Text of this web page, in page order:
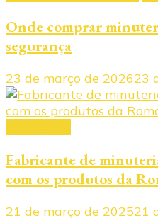
Onde comprar
segurança
23 de março de 202623
Fabricante de
com os produtos da
21 de março de 202521